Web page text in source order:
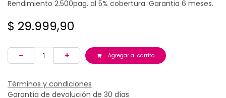
Rendimiento 2.500pag. al 5% cobertura. Garantia 6 meses.
$ 29.999,90
Agregar al carrito
Términos y condiciones
Garantía de devolución de 30 días